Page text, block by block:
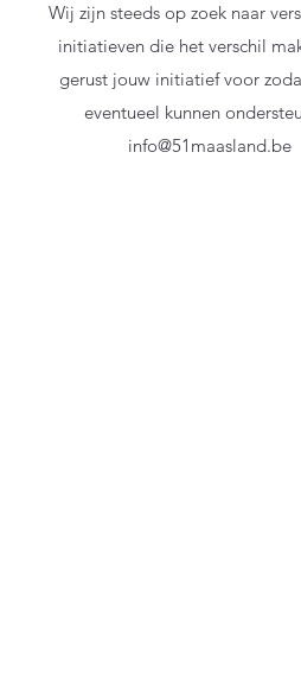
Wij zijn steeds op zoek naar
initiatieven die het verschil
gerust jouw initiatief voor
eventueel kunnen
info@51maasland.be